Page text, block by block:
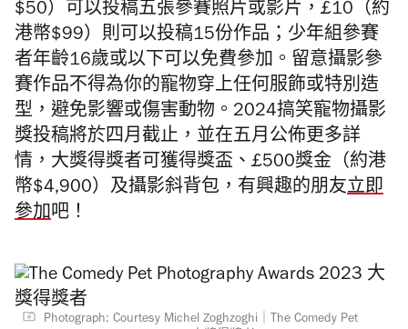
$50）可以投稿五張參賽照片或影片，£10（約
港幣$99）則可以投稿15份作品；少年組參賽
者年齡16歲或以下可以免費參加。留意攝影參
賽作品不得為你的寵物穿上任何服飾或特別造
型，避免影響或傷害動物。 2024搞笑寵物攝影
獎投稿將於四月截止，並在五月公佈更多詳
情，大獎得獎者可獲得獎盃、£500獎金（約港
幣$4,900）及攝影斜背包，有興趣的朋友立即
參加吧！
Photograph: Courtesy Michel Zoghzoghi｜The Comedy Pet